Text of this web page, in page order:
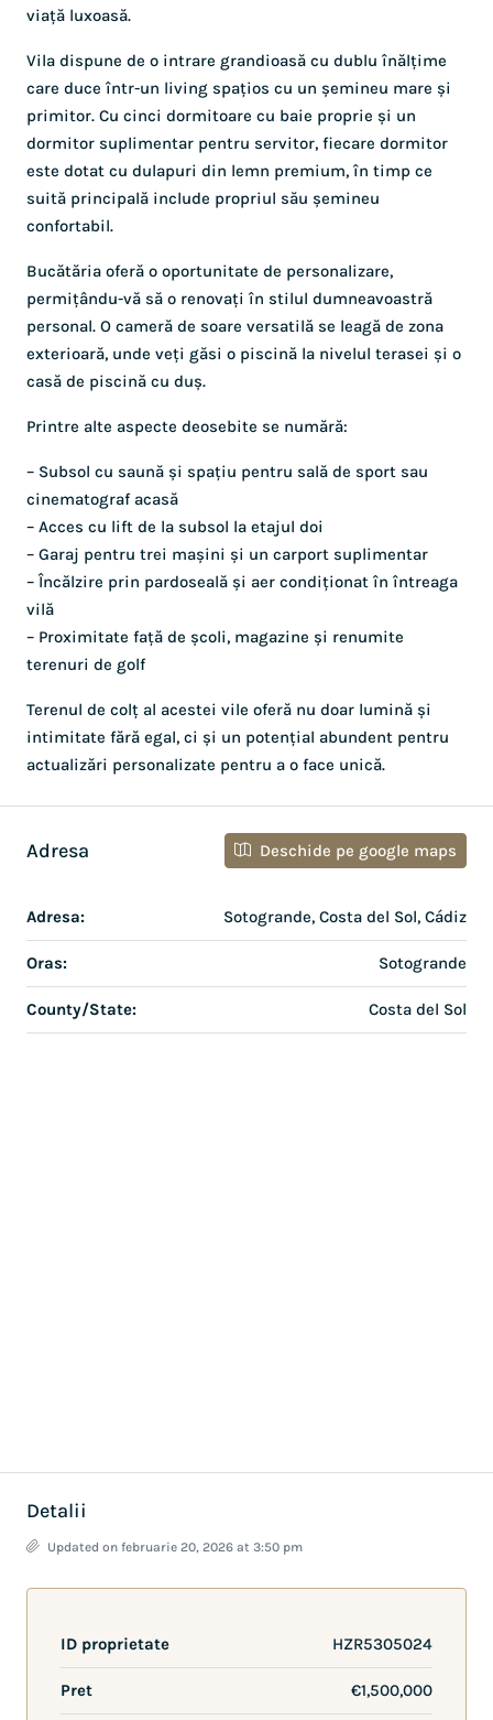
viață luxoasă.
Vila dispune de o intrare grandioasă cu dublu înălțime
care duce într-un living spațios cu un șemineu mare și
primitor. Cu cinci dormitoare cu baie proprie și un
dormitor suplimentar pentru servitor, fiecare dormitor
este dotat cu dulapuri din lemn premium, în timp ce
suită principală include propriul său șemineu
confortabil.
Bucătăria oferă o oportunitate de personalizare,
permițându-vă să o renovați în stilul dumneavoastră
personal. O cameră de soare versatilă se leagă de zona
exterioară, unde veți găsi o piscină la nivelul terasei și o
casă de piscină cu duș.
Printre alte aspecte deosebite se numără:
– Subsol cu saună și spațiu pentru sală de sport sau
cinematograf acasă
– Acces cu lift de la subsol la etajul doi
– Garaj pentru trei mașini și un carport suplimentar
– Încălzire prin pardoseală și aer condiționat în întreaga
vilă
– Proximitate față de școli, magazine și renumite
terenuri de golf
Terenul de colț al acestei vile oferă nu doar lumină și
intimitate fără egal, ci și un potențial abundent pentru
actualizări personalizate pentru a o face unică.
Adresa Deschide pe google maps
Adresa: Sotogrande, Costa del Sol, Cádiz
Oras: Sotogrande
County/State: Costa del Sol
Detalii
Updated on februarie 20, 2026 at 3:50 pm
ID proprietate HZR5305024
Pret €1,500,000